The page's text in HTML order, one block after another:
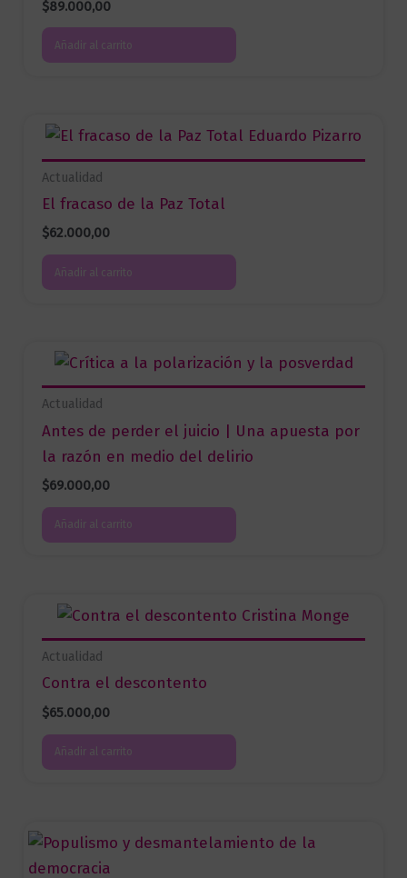
$89.000,00
Añadir al carrito
Actualidad
El fracaso de la Paz Total
$62.000,00
Añadir al carrito
Actualidad
Antes de perder el juicio | Una apuesta por
la razón en medio del delirio
$69.000,00
Añadir al carrito
Actualidad
Contra el descontento
$65.000,00
Añadir al carrito